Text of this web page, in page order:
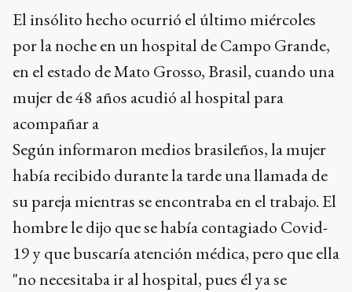
El insólito hecho ocurrió el último miércoles
por la noche en un hospital de Campo Grande,
en el estado de Mato Grosso, Brasil, cuando una
mujer de 48 años acudió al hospital para
acompañar a
Según informaron medios brasileños, la mujer
había recibido durante la tarde una llamada de
su pareja mientras se encontraba en el trabajo. El
hombre le dijo que se había contagiado Covid-
19 y que buscaría atención médica, pero que ella
"no necesitaba ir al hospital, pues él ya se